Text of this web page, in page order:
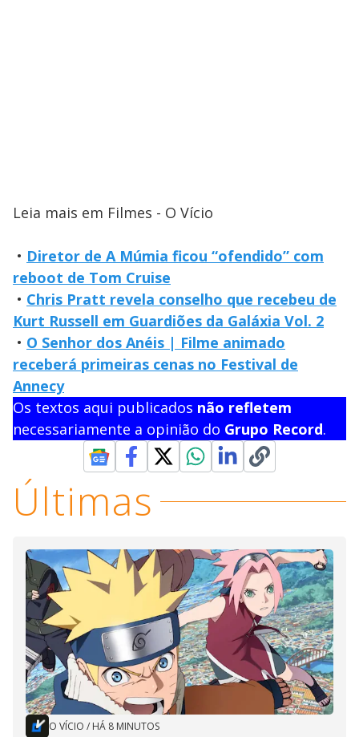
Leia mais em Filmes - O Vício
• Diretor de A Múmia ficou “ofendido” com
reboot de Tom Cruise
• Chris Pratt revela conselho que recebeu de
Kurt Russell em Guardiões da Galáxia Vol. 2
• O Senhor dos Anéis | Filme animado
receberá primeiras cenas no Festival de
Annecy
Os textos aqui publicados não refletem
necessariamente a opinião do Grupo Record.
Últimas
O VÍCIO / HÁ 8 MINUTOS